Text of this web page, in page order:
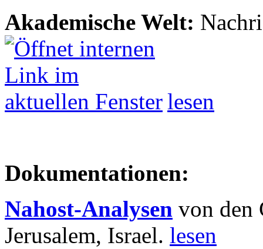
Akademische Welt:
lesen
Dokumentationen:
Nahost-Analysen von den
Jerusalem, Israel. lesen